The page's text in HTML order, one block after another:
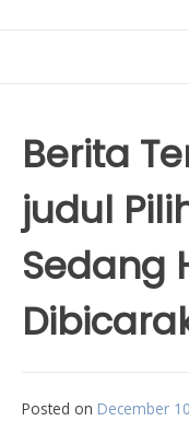
Berita
judul
Sedang
Posted on December